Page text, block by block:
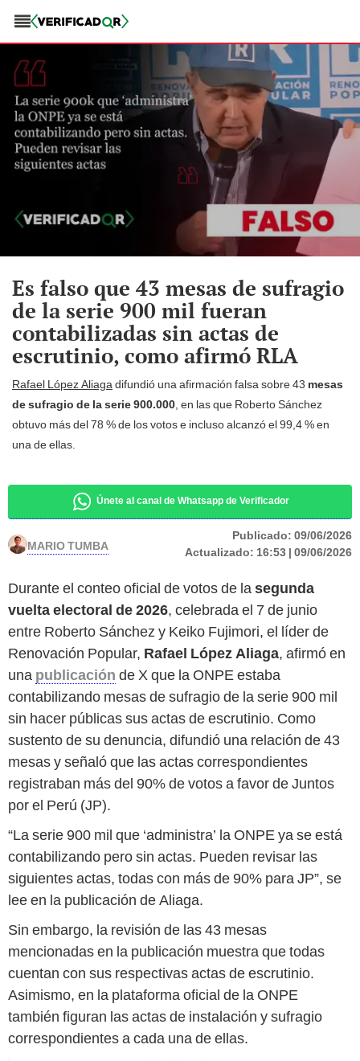
Es falso que 43 mesas de sufragio
de la serie 900 mil fueran
contabilizadas sin actas de
escrutinio, como afirmó RLA
Rafael López Aliagadifundió una afirmación falsa sobre 43 mesas
de sufragio de la serie 900.000, en las que Roberto Sánchez
obtuvo más del 78 % de los votos e incluso alcanzó el 99,4 % en
una de ellas.
Únete al canal de Whatsapp de Verificador
MARIO TUMBA Publicado: 09/06/2026
Actualizado: 16:53 | 09/06/2026
Durante el conteo oficial de votos de lasegunda
vuelta electoral de 2026, celebrada el 7 de junio
entre Roberto Sánchez y Keiko Fujimori, el líder de
Renovación Popular, Rafael López Aliaga, afirmó en
una publicación de X que la ONPE estaba
contabilizando mesas de sufragio de la serie 900 mil
sin hacer públicas sus actas de escrutinio. Como
sustento de su denuncia, difundió una relación de 43
mesas y señaló que las actas correspondientes
registraban más del 90% de votos a favor de Juntos
por el Perú (JP).
“La serie 900 mil que ‘administra’ la ONPE ya se está
contabilizando pero sin actas. Pueden revisar las
siguientes actas, todas con más de 90% para JP”, se
lee en la publicación de Aliaga.
Sin embargo, la revisión de las 43 mesas
mencionadas en la publicación muestra que todas
cuentan con sus respectivas actas de escrutinio.
Asimismo, en la plataforma oficial de la ONPE
también figuran las actas de instalación y sufragio
correspondientes a cada una de ellas.